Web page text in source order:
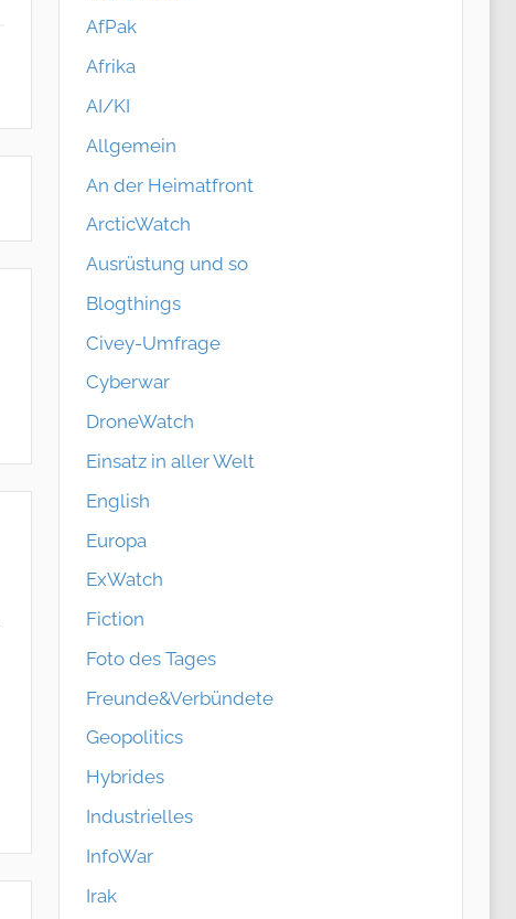
AfPak
Afrika
AI/KI
Allgemein
An der Heimatfront
ArcticWatch
Ausrüstung und so
Blogthings
Civey-Umfrage
Cyberwar
DroneWatch
Einsatz in aller Welt
English
Europa
ExWatch
Fiction
Foto des Tages
Freunde&Verbündete
Geopolitics
Hybrides
Industrielles
InfoWar
Irak